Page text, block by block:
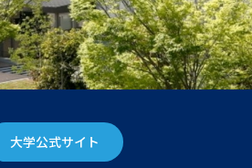
専門学校の資料請求
大学入学共通テスト「
大学入学共通テスト「
高等学校（情報）教員
大学公式サイト